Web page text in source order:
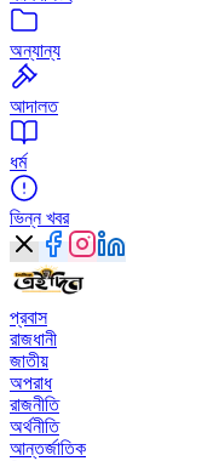
অন্যান্য
আদালত
ধর্ম
ভিন্ন খবর
প্রবাস
রাজধানী
জাতীয়
অপরাধ
রাজনীতি
অর্থনীতি
আন্তর্জাতিক